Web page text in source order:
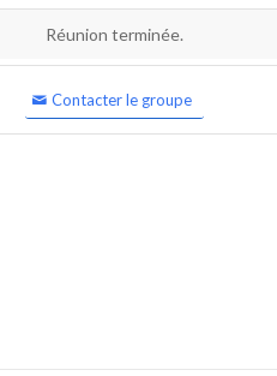
Réunion terminée.
Contacter le groupe